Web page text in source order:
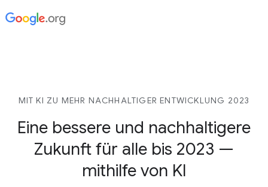
MIT KI ZU MEHR NACHHALTIGER ENTWICKLUNG 2023
Eine bessere und nachhaltigere
Zukunft für alle bis 2023 —
mithilfe von KI